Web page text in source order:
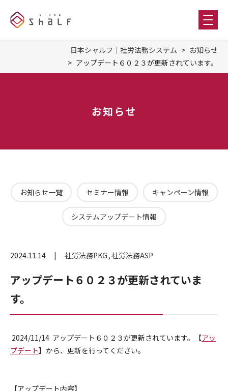
日本シャルフ｜社労法務システム
お知らせ
アップデート６０２３が更新されています。
お知らせ
お知らせ一覧 セミナー情報 キャンペーン情報
システムアップデート情報
2024.11.14 社労法務PKG 社労法務ASP
アップデート６０２３が更新されていま
す。
2024/11/14 アップデート６０２３が更新されています。【アッ
プデート】から、更新を行ってください。
【アップデート内容】